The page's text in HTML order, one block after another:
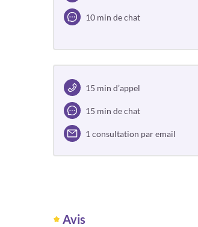
10 min de chat
15 min d’appel
15 min de chat
1 consultation par email
Avis